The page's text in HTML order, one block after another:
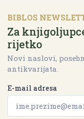
BIBLOS
Za
rijetko
Novi naslovi,
antikvarijata.
E-mail adresa